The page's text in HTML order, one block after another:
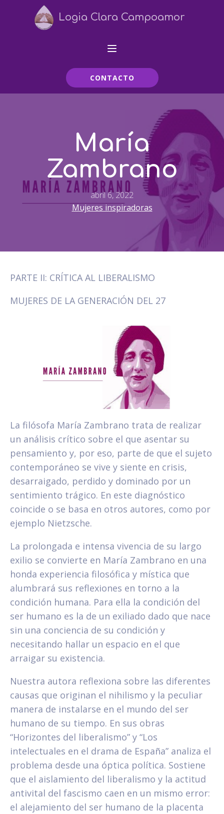
Logia Clara Campoamor
CONTACTO
María
Zambrano
abril 6, 2022
Mujeres inspiradoras
PARTE II: CRÍTICA AL LIBERALISMO
MUJERES DE LA GENERACIÓN DEL 27
La filósofa María Zambrano trata de realizar
un análisis crítico sobre el que asentar su
pensamiento y, por eso, parte de que el sujeto
contemporáneo se vive y siente en crisis,
desarraigado, perdido y dominado por un
sentimiento trágico. En este diagnóstico
coincide o se basa en otros autores, como por
ejemplo Nietzsche.
La prolongada e intensa vivencia de su largo
exilio se convierte en María Zambrano en una
honda experiencia filosófica y mística que
alumbrará sus reflexiones en torno a la
condición humana. Para ella la condición del
ser humano es la de un exiliado dado que nace
sin una conciencia de su condición y
necesitando hallar un espacio en el que
arraigar su existencia.
Nuestra autora reflexiona sobre las diferentes
causas que originan el nihilismo y la peculiar
manera de instalarse en el mundo del ser
humano de su tiempo. En sus obras
“Horizontes del liberalismo” y “Los
intelectuales en el drama de España” analiza el
problema desde una óptica política. Sostiene
que el aislamiento del liberalismo y la actitud
antivital del fascismo caen en un mismo error:
el alejamiento del ser humano de la placenta